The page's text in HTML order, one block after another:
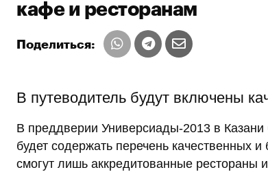
кафе и ресторанам
Поделиться:
В путеводитель будут включены
В преддверии Универсиады-2013 в Казани
будет содержать перечень качественных
смогут лишь аккредитованные рестораны